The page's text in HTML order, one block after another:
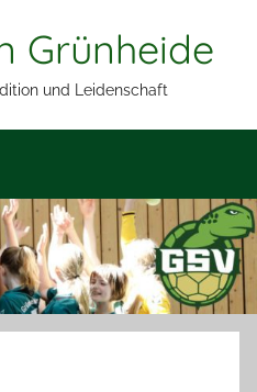
Grünheide
und Leidenschaft